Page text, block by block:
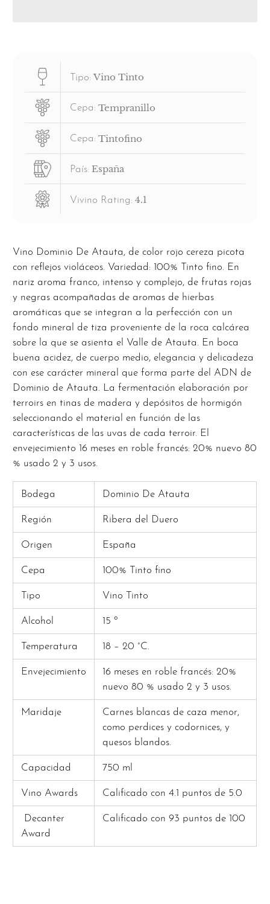
Tipo: Vino Tinto
Cepa: Tempranillo
Cepa: Tintofino
País: España
Vivino Rating: 4.1
Vino Dominio De Atauta, de color rojo cereza picota
con reflejos violáceos. Variedad: 100% Tinto fino. En
nariz aroma franco, intenso y complejo, de frutas rojas
y negras acompañadas de aromas de hierbas
aromáticas que se integran a la perfección con un
fondo mineral de tiza proveniente de la roca calcárea
sobre la que se asienta el Valle de Atauta. En boca
buena acidez, de cuerpo medio, elegancia y delicadeza
con ese carácter mineral que forma parte del ADN de
Dominio de Atauta. La fermentación elaboración por
terroirs en tinas de madera y depósitos de hormigón
seleccionando el material en función de las
características de las uvas de cada terroir. El
envejecimiento 16 meses en roble francés: 20% nuevo 80
% usado 2 y 3 usos.
Bodega Dominio De Atauta
Región Ribera del Duero
Origen España
Cepa 100% Tinto fino
Tipo Vino Tinto
Alcohol 15 º
Temperatura 18 – 20 °C.
Envejecimiento
16 meses en roble francés: 20%
nuevo 80 % usado 2 y 3 usos.
Maridaje
Carnes blancas de caza menor,
como perdices y codornices, y
quesos blandos.
Capacidad 750 ml
Vino Awards Calificado con 4.1 puntos de 5.0
Decanter
Award
Calificado con 93 puntos de 100